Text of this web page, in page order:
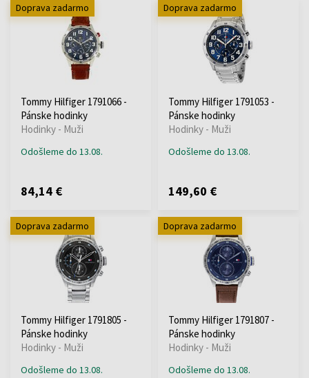
Doprava zadarmo
Tommy Hilfiger 1791066 -
Pánske hodinky
Hodinky - Muži
Odošleme do 13.08.
84,14 €
Doprava zadarmo
Tommy Hilfiger 1791053 -
Pánske hodinky
Hodinky - Muži
Odošleme do 13.08.
149,60 €
Doprava zadarmo
Tommy Hilfiger 1791805 -
Pánske hodinky
Hodinky - Muži
Odošleme do 13.08.
Doprava zadarmo
Tommy Hilfiger 1791807 -
Pánske hodinky
Hodinky - Muži
Odošleme do 13.08.